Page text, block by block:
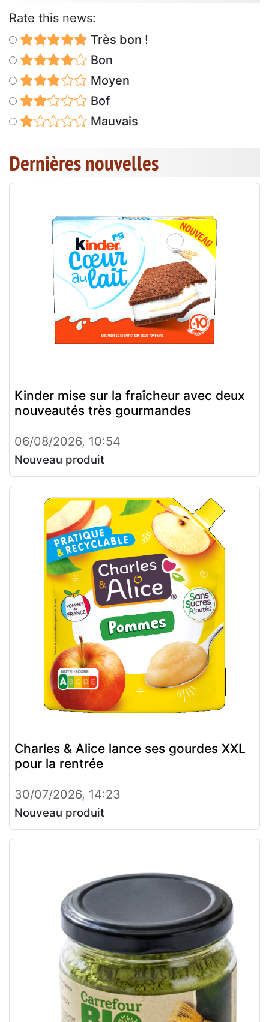
Rate this news:
Très bon !
Bon
Moyen
Bof
Mauvais
Dernières nouvelles
Kinder mise sur la fraîcheur avec deux
nouveautés très gourmandes
06/08/2026, 10:54
Nouveau produit
Charles & Alice lance ses gourdes XXL
pour la rentrée
30/07/2026, 14:23
Nouveau produit